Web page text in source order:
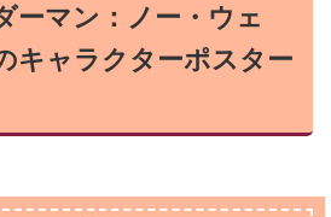
ーマン：ノー・ウェ
キャラクターポスター